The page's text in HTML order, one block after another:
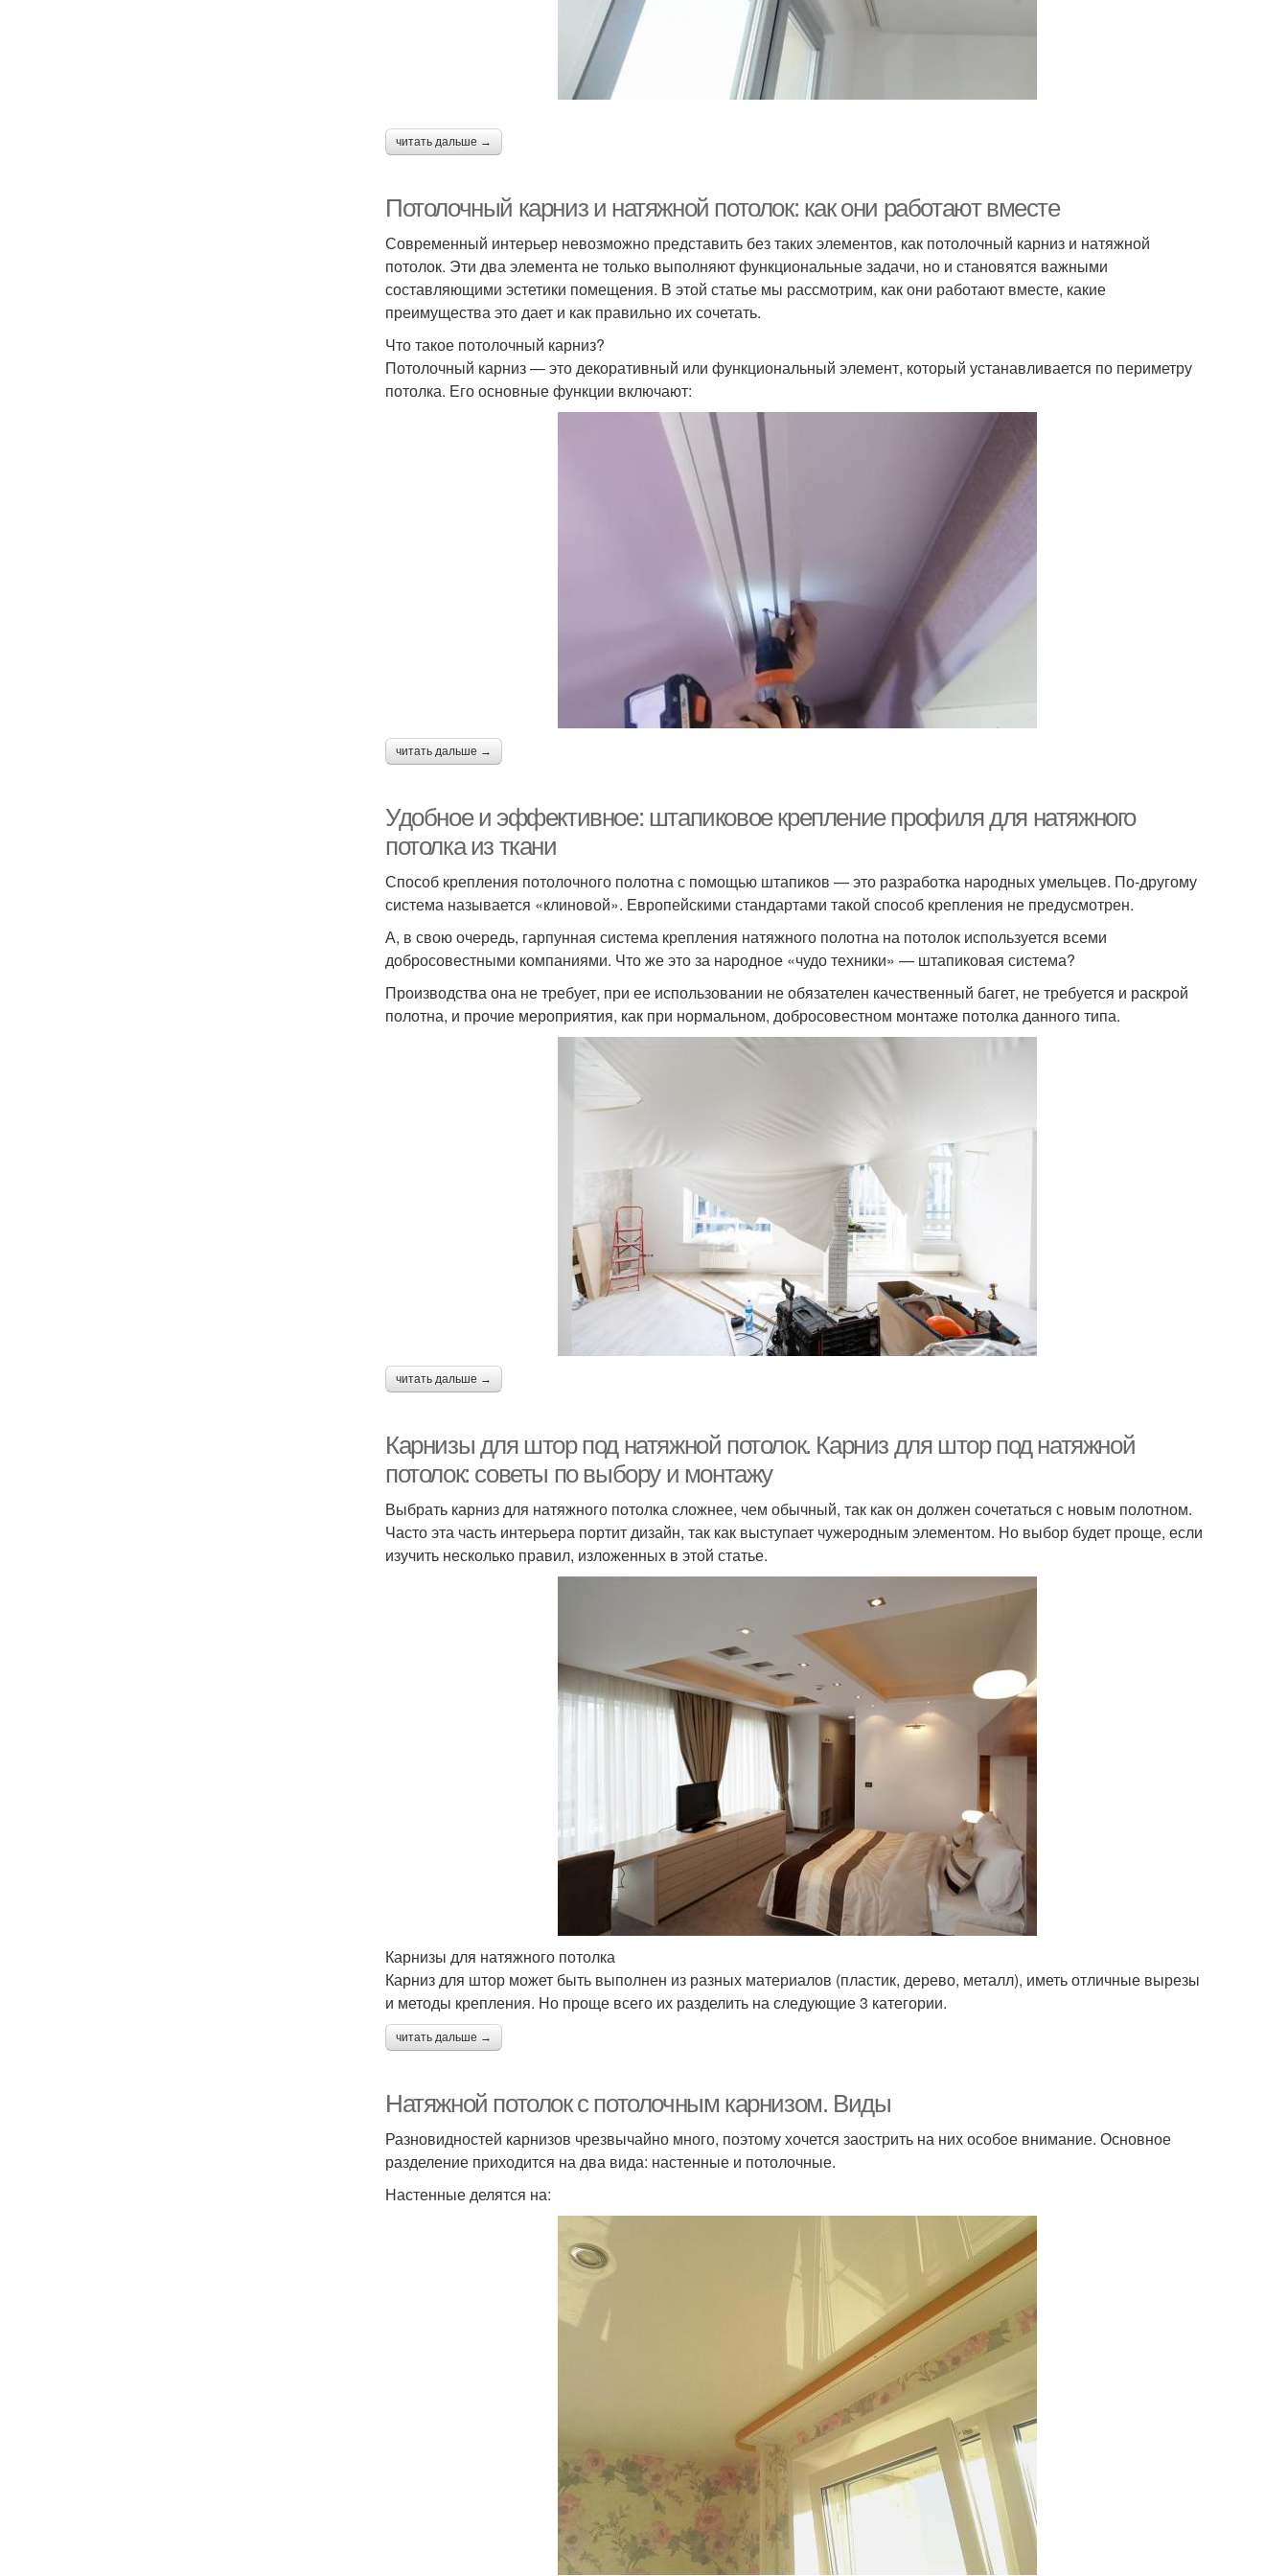
Потолок к гипсокартону Отступ от потолка
потолка
Потолок в потолочном
Потолок к газобетону
Потолок из
Полосы в потолок
Потолки из
гипсокартона
Ниши для натяжной
системы
Ниша для натяжного
Профили для натяжных
Багет для натяжных
потолков
потолка
Потолок по стене Потолки на потолок
читать дальше →
Потолочный карниз и натяжной потолок: как они работают вместе
Современный интерьер невозможно представить без таких элементов, как потолочный карниз и натяжной
потолок. Эти два элемента не только выполняют функциональные задачи, но и становятся важными
составляющими эстетики помещения. В этой статье мы рассмотрим, как они работают вместе, какие
преимущества это дает и как правильно их сочетать.
Что такое потолочный карниз?
Потолочный карниз — это декоративный или функциональный элемент, который устанавливается по периметру
потолка. Его основные функции включают:
читать дальше →
Удобное и эффективное: штапиковое крепление профиля для натяжного
потолка из ткани
Способ крепления потолочного полотна с помощью штапиков — это разработка народных умельцев. По-другому
система называется «клиновой». Европейскими стандартами такой способ крепления не предусмотрен.
А, в свою очередь, гарпунная система крепления натяжного полотна на потолок используется всеми
добросовестными компаниями. Что же это за народное «чудо техники» — штапиковая система?
Производства она не требует, при ее использовании не обязателен качественный багет, не требуется и раскрой
полотна, и прочие мероприятия, как при нормальном, добросовестном монтаже потолка данного типа.
читать дальше →
Карнизы для штор под натяжной потолок. Карниз для штор под натяжной
потолок: советы по выбору и монтажу
Выбрать карниз для натяжного потолка сложнее, чем обычный, так как он должен сочетаться с новым полотном.
Часто эта часть интерьера портит дизайн, так как выступает чужеродным элементом. Но выбор будет проще, если
изучить несколько правил, изложенных в этой статье.
Карнизы для натяжного потолка
Карниз для штор может быть выполнен из разных материалов (пластик, дерево, металл), иметь отличные вырезы
и методы крепления. Но проще всего их разделить на следующие 3 категории.
читать дальше →
Натяжной потолок с потолочным карнизом. Виды
Разновидностей карнизов чрезвычайно много, поэтому хочется заострить на них особое внимание. Основное
разделение приходится на два вида: настенные и потолочные.
Настенные делятся на: